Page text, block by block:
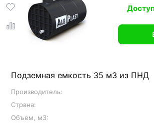
Подземная емкость 35 м3 из ПНД
Производитель:
Страна:
Объем, м3: